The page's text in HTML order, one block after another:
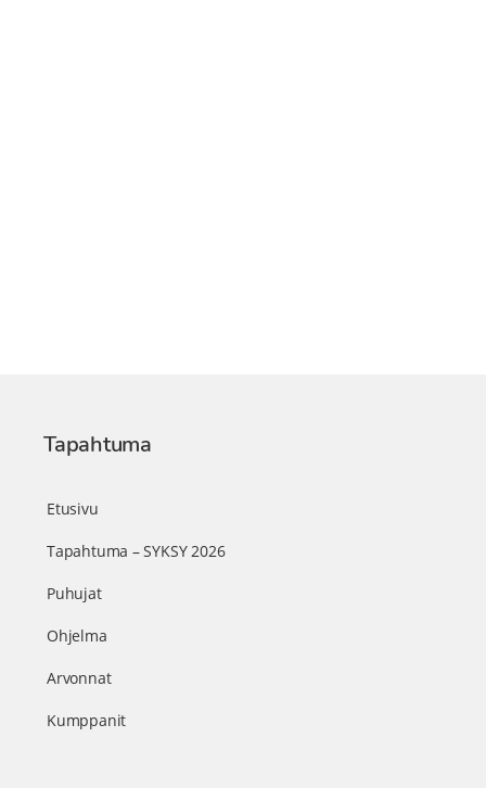
Tapahtuma
Etusivu
Tapahtuma – SYKSY 2026
Puhujat
Ohjelma
Arvonnat
Kumppanit